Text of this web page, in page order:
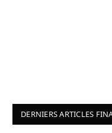
DERNIERS ARTICLES